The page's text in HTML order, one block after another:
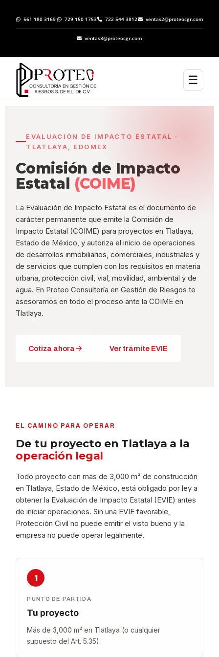
561 180 3169 729 150 1753 722 544 3812 ventas2@proteocgr.com
ventas3@proteocgr.com
☰
EVALUACIÓN DE IMPACTO ESTATAL ·
TLATLAYA, EDOMEX
Comisión de Impacto
Estatal (COIME)
La Evaluación de Impacto Estatal es el documento de
carácter permanente que emite la Comisión de
Impacto Estatal (COIME) para proyectos en Tlatlaya,
Estado de México, y autoriza el inicio de operaciones
de desarrollos inmobiliarios, comerciales, industriales y
de servicios que cumplen con los requisitos en materia
urbana, protección civil, vial, movilidad, ambiental y de
agua. En Proteo Consultoría en Gestión de Riesgos te
asesoramos en todo el proceso ante la COIME en
Tlatlaya.
Cotiza ahora Ver trámite EVIE
EL CAMINO PARA OPERAR
De tu proyecto en Tlatlaya a la
operación legal
Todo proyecto con más de 3,000 m² de construcción
en Tlatlaya, Estado de México, está obligado por ley a
obtener la Evaluación de Impacto Estatal (EVIE) antes
de iniciar operaciones. Sin una EVIE favorable,
Protección Civil no puede emitir el visto bueno y la
empresa no puede operar legalmente.
1
PUNTO DE PARTIDA
Tu proyecto
Más de 3,000 m² en Tlatlaya (o cualquier
supuesto del Art. 5.35).